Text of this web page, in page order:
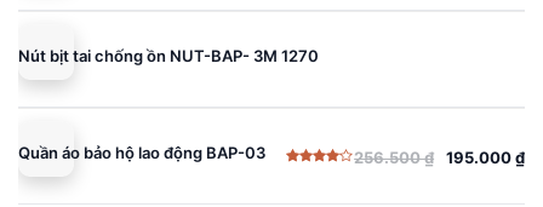
5 sao
là:
tại
195.000 ₫.
Nút bịt tai chống ồn NUT-BAP- 3M 1270
Quần áo bảo hộ lao động BAP-03
hạng
256.500₫
Giá
gốc
195.000₫
Giá
hiện